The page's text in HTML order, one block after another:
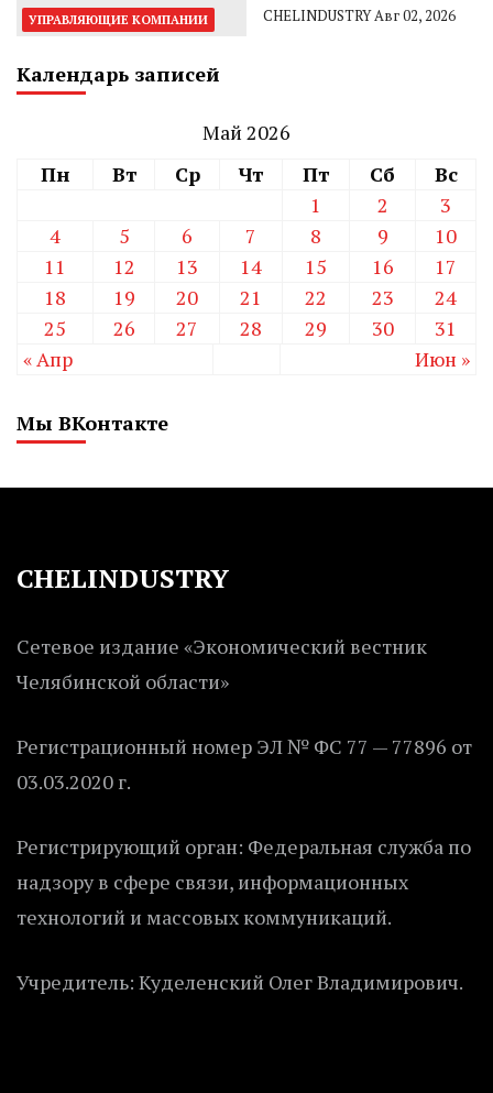
УПРАВЛЯЮЩИЕ КОМПАНИИ CHELINDUSTRYАвг 02, 2026
Календарь записей
Май 2026
Пн
Вт Ср Чт Пт Сб
Вс
1
2
3
4
5 6 7 8 9
10
11
12 13 14 15 16
17
18
19 20 21 22 23
24
25
26 27 28 29 30
31
« Апр
Июн »
Мы ВКонтакте
CHELINDUSTRY
Сетевое издание «Экономический вестник
Челябинской области»
Регистрационный номер ЭЛ № ФС 77 — 77896 от
03.03.2020 г.
Регистрирующий орган: Федеральная служба по
надзору в сфере связи, информационных
технологий и массовых коммуникаций.
Учредитель: Куделенский Олег Владимирович.